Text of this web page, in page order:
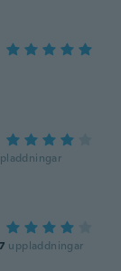
uppladdningar